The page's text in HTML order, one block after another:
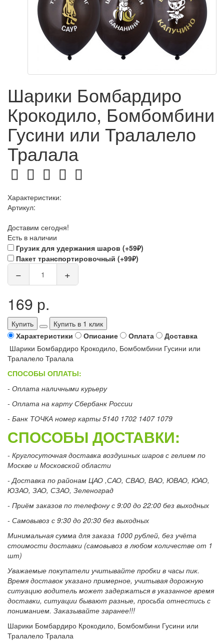
Шарики Бомбардиро
Крокодило, Бомбомбини
Гусини или Тралалело
Тралала
Характеристики:
Артикул:
Доставим сегодня!
Есть в наличии
Грузик для удержания шаров (+59₽)
Пакет транспортировочный (+99₽)
− +
169 р.
Купить
Купить в 1 клик
Характеристики
Описание Оплата
Доставка
Шарики Бомбардиро Крокодило, Бомбомбини Гусини или
Тралалело Тралала
СПОСОБЫ ОПЛАТЫ:
- Оплата наличными курьеру
- Оплата на карту Сбербанк России
- Банк ТОЧКА номер карты 5140 1702 1407 1079
СПОСОБЫ ДОСТАВКИ:
- Круглосуточная доставка воздушных шаров с гелием по
Москве и Московской области
- Доставка по районам ЦАО ,САО, СВАО, ВАО, ЮВАО, ЮАО,
ЮЗАО, ЗАО, СЗАО, Зеленоград
- Приём заказов по телефону с 9:00 до 22:00 без выходных
- Самовывоз с 9:30 до 20:30 без выходных
Минимальная сумма для заказа 1000 рублей, без учёта
стоимости доставки (самовывоз в любом количестве от 1
шт)
Уважаемые покупатели учитывайте пробки в часы пик.
Время доставок указано примерное, учитывая дорожную
ситуацию водитель может задержаться в указанное время
доставки, ситуации бывают разные, просьба отнестись с
пониманием. Заказывайте заранее!!!
Шарики Бомбардиро Крокодило, Бомбомбини Гусини или
Тралалело Тралала